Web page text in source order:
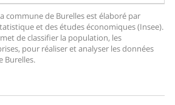
commune de Burelles est élaboré par
et des études économiques (Insee).
de classifier la population, les
pour réaliser et analyser les données
Burelles.